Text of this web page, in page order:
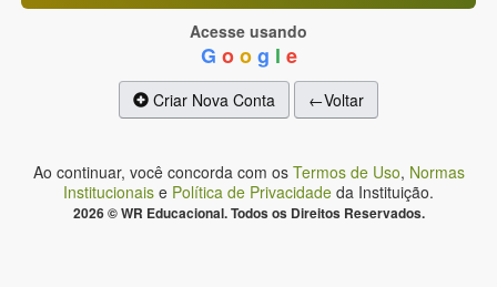
Acesse usando
G o o g l e
Criar Nova Conta ←Voltar
Ao continuar, você concorda com os Termos de Uso, Normas
Institucionais e Política de Privacidade da Instituição.
2026 © WR Educacional. Todos os Direitos Reservados.